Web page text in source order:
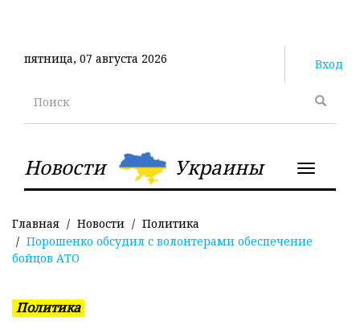
содержанию
пятница, 07 августа 2026 Вход
Поиск
Новости Украины
Toggle
Главная Новости
Политика
Порошенко обсудил с волонтерами обеспечение
бойцов АТО
Политика